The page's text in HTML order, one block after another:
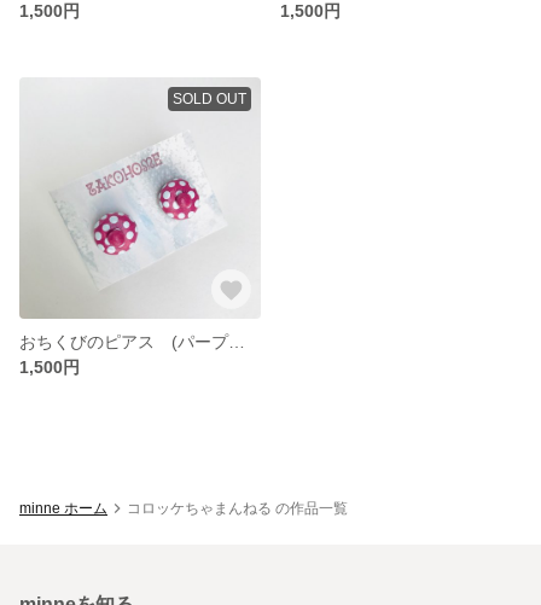
1,500円 1,500円
SOLD OUT
おちくびのピアス (パープル&ライトブルー/シルバー)
1,500円
minne ホーム コロッケちゃまんねる の作品一覧